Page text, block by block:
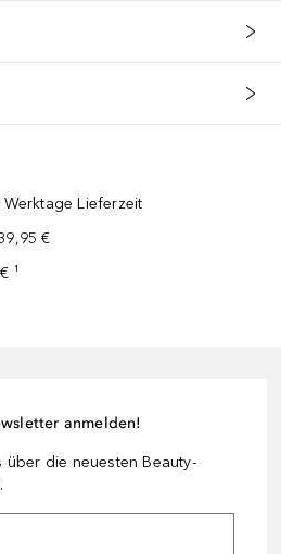
Lieferzeit
€
¹
anmelden!
die neuesten Beauty-